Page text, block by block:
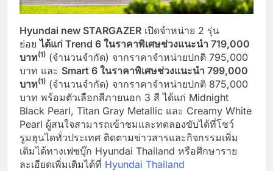
Hyundai new STARGAZER เปิดจำหน่าย 2 รุ่น
ย่อยได้แก่ Trend 6 ในราคาพิเศษช่วงแนะนำ 719,000
บาท(1) (จำนวนจำกัด) จากราคาจำหน่ายปกติ 795,000
บาท และ Smart 6 ในราคาพิเศษช่วงแนะนำ 799,000
บาท(1) (จำนวนจำกัด) จากราคาจำหน่ายปกติ 875,000
บาท พร้อมตัวเลือกสีภายนอก 3 สี ได้แก่ Midnight
Black Pearl, Titan Gray Metallic และ Creamy White
Pearl ผู้สนใจสามารถเข้าชมและทดลองขับได้ที่โชว์
รูมฮุนไดทั่วประเทศ ติดตามข่าวสารและกิจกรรมเพิ่ม
เติมได้ทางเฟซบุ๊ก Hyundai Thailand หรือศึกษาราย
ละเอียดเพิ่มเติมได้ที่ Hyundai Thailand